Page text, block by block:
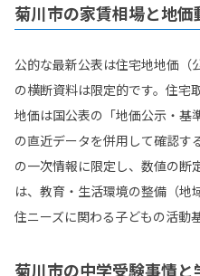
菊川市の家賃相場と地価
公的な最新公表は住宅地地価（
の横断資料は限定的です。住宅
地価は国公表の「地価公示・基
の直近データを併用して確認す
の一次情報に限定し、数値の断
は、教育・生活環境の整備（地
住ニーズに関わる子どもの活動
菊川市の中学受験事情